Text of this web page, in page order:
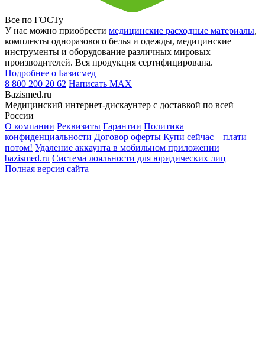
Все по ГОСТу
У нас можно приобрести медицинские расходные материалы,
комплекты одноразового белья и одежды, медицинские
инструменты и оборудование различных мировых
производителей. Вся продукция сертифицирована.
Подробнее о Базисмед
8 800 200 20 62 Написать MAX
Bazismed.ru
Медицинский интернет-дискаунтер с доставкой по всей
России
О компании Реквизиты Гарантии Политика
конфиденциальности Договор оферты Купи сейчас – плати
потом! Удаление аккаунта в мобильном приложении
bazismed.ru Система лояльности для юридических лиц
Полная версия сайта